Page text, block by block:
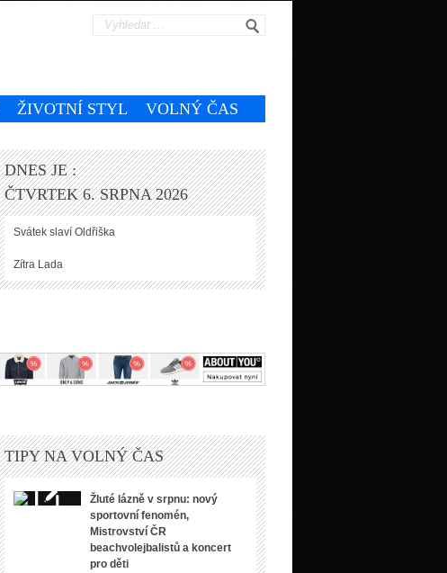
ŽIVOTNÍ STYL VOLNÝ ČAS
DNES JE :
ČTVRTEK 6. SRPNA 2026
Svátek slaví Oldřiška
Zítra Lada
TIPY NA VOLNÝ ČAS
Žluté lázně v srpnu: nový
sportovní fenomén,
Mistrovství ČR
beachvolejbalistů a koncert
pro děti